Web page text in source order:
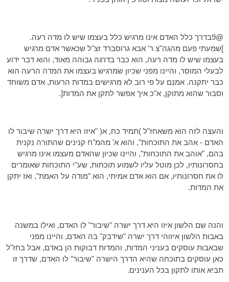
@9בדרך כלל האדם אינו מרגיש כלל בעצמו שיש לו מדה רעה.
]שמעתי פעם מהגה"צ ר' אבא גרוסברד זצ"ל שכאשר אדם מרגיש
בעצמו שיש לו מדה רעה, הוא כבר בדרגה גבוהה מאוד, והוא דבר ידוע
לבעלי המוסר, והיינו מפני שכיון שמרגיש בעצמו את המדה הרעה הוא
כבר יתקנה. אמנם על פי רוב לא מרגישים במדות הרעות, אדם משוחד
וסבור שהוא מתוקן, א"כ איך אפשר לתקן את המדות[.
והעצה לזה הוא משאחז"ל )תמיד כח, א( "איזו היא דרך ישרה שיבור לו
האדם - אהב את התוכחות", והוא א' מהמ"ח קנינים שהתורה נקנית
בהם, "אוהב את התוכחות", והיינו שכיון שהאדם מעצמו אינו מרגיש
בחסרונותיו, לכן מוטל עליו לשמוע תוכחות, שע"י התוכחות שאומרים
לו את חסרונותיו, אם הוא אדם אמיתי, הוא "מודה על האמת", ואז יתקן
את המדות.
והנה שם הלשון איזו היא דרך ישרה "שיבור" לו האדם, ואילו במשנה
באבות הלשון איזוהי דרך ישרה "שידבק" בה האדם, והיינו מפני
שבאבות עוסקים בעניני המדות, והמדות דבוקות הן באדם, אבל בחז"ל
כאן עוסקים בתוכחה שהיא הדרך הישרה "שיבור" לו האדם, שדרך זו
תביא אותו לתקון בכל הענינים.